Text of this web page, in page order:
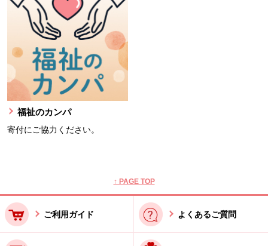
福祉のカンパ
寄付にご協力ください。
↑ PAGE TOP
ご利用ガイド よくあるご質問